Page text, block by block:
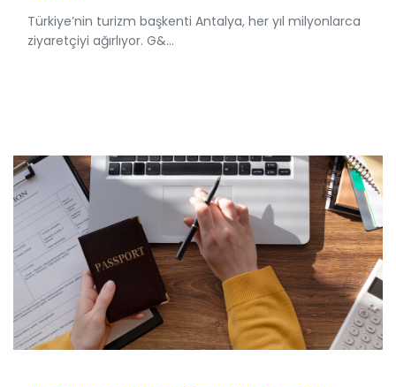
Türkiye’nin turizm başkenti Antalya, her yıl milyonlarca
ziyaretçiyi ağırlıyor. G&...